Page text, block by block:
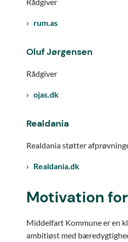
rum.as
Oluf Jørgensen
Rådgiver
ojas.dk
Realdania
Realdania støtter
Realdania.dk
Motivation
Middelfart Kommune er en
ambitiøst med